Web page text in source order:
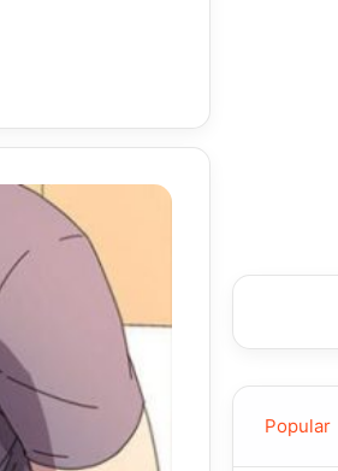
Popular